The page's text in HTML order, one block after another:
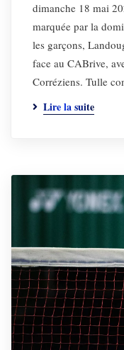
dimanche 18 mai
marquée par la
les garçons,
face au CABrive,
Corréziens. Tulle
Lire la suite